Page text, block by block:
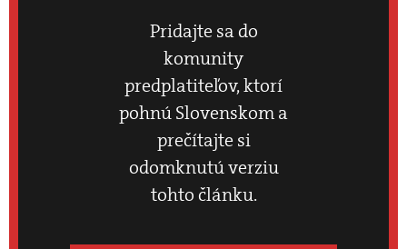
Pridajte sa do
komunity
predplatiteľov, ktorí
pohnú Slovenskom a
prečítajte si
odomknutú verziu
tohto článku.